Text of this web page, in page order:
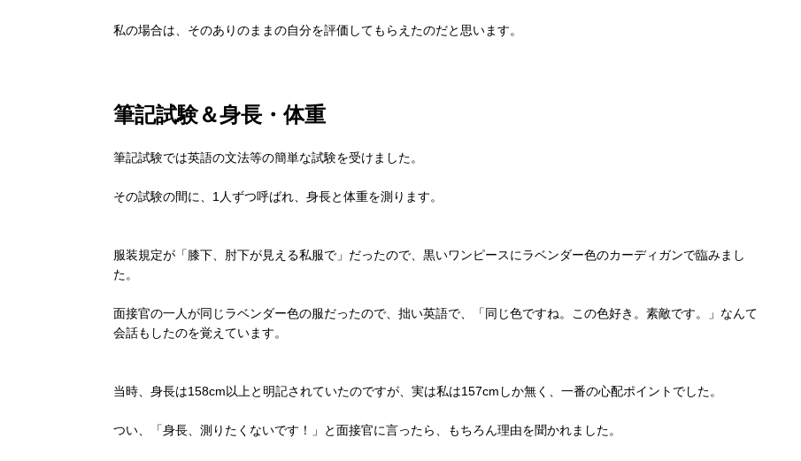
私の場合は、そのありのままの自分を評価してもらえたのだと思います。
筆記試験＆身長・体重
筆記試験では英語の文法等の簡単な試験を受けました。
その試験の間に、1人ずつ呼ばれ、身長と体重を測ります。
服装規定が「膝下、肘下が見える私服で」だったので、黒いワンピースにラベンダー色のカーディガンで臨みまし
た。
面接官の一人が同じラベンダー色の服だったので、拙い英語で、「同じ色ですね。この色好き。素敵です。」なんて
会話もしたのを覚えています。
当時、身長は158cm以上と明記されていたのですが、実は私は157cmしか無く、一番の心配ポイントでした。
つい、「身長、測りたくないです！」と面接官に言ったら、もちろん理由を聞かれました。